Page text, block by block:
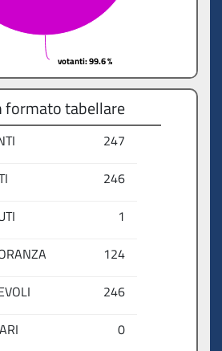
votanti: 99.6 %
votanti: 99.6 %
formato tabellare
247
246
1
124
246
0